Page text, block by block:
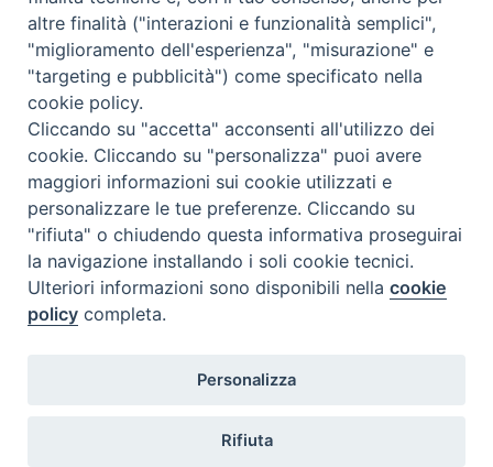
<< Ago 2026 >>
l m m g v s
d
28
3
4 5 6 7 8
9
10
11 12 13 14 15
17
18 19 21
24 25 26 27 28 29 30
31 1
altre finalità ("interazioni e funzionalità semplici",
"miglioramento dell'esperienza", "misurazione" e
"targeting e pubblicità") come specificato nella
cookie policy.
Cliccando su "accetta" acconsenti all'utilizzo dei
cookie. Cliccando su "personalizza" puoi avere
maggiori informazioni sui cookie utilizzati e
personalizzare le tue preferenze. Cliccando su
"rifiuta" o chiudendo questa informativa proseguirai
la navigazione installando i soli cookie tecnici.
Ulteriori informazioni sono disponibili nellacookie
policy completa.
Personalizza
Rifiuta